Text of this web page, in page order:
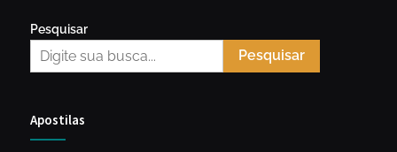
Pesquisar
Pesquisar
Apostilas